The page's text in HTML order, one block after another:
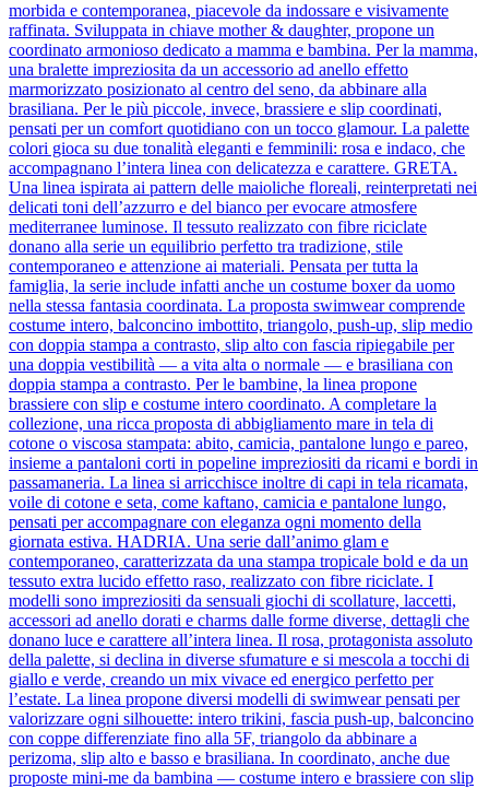
morbida e contemporanea, piacevole da indossare e visivamente
raffinata. Sviluppata in chiave mother & daughter, propone un
coordinato armonioso dedicato a mamma e bambina. Per la mamma,
una bralette impreziosita da un accessorio ad anello effetto
marmorizzato posizionato al centro del seno, da abbinare alla
brasiliana. Per le più piccole, invece, brassiere e slip coordinati,
pensati per un comfort quotidiano con un tocco glamour. La palette
colori gioca su due tonalità eleganti e femminili: rosa e indaco, che
accompagnano l’intera linea con delicatezza e carattere. GRETA.
Una linea ispirata ai pattern delle maioliche floreali, reinterpretati nei
delicati toni dell’azzurro e del bianco per evocare atmosfere
mediterranee luminose. Il tessuto realizzato con fibre riciclate
donano alla serie un equilibrio perfetto tra tradizione, stile
contemporaneo e attenzione ai materiali. Pensata per tutta la
famiglia, la serie include infatti anche un costume boxer da uomo
nella stessa fantasia coordinata. La proposta swimwear comprende
costume intero, balconcino imbottito, triangolo, push-up, slip medio
con doppia stampa a contrasto, slip alto con fascia ripiegabile per
una doppia vestibilità — a vita alta o normale — e brasiliana con
doppia stampa a contrasto. Per le bambine, la linea propone
brassiere con slip e costume intero coordinato. A completare la
collezione, una ricca proposta di abbigliamento mare in tela di
cotone o viscosa stampata: abito, camicia, pantalone lungo e pareo,
insieme a pantaloni corti in popeline impreziositi da ricami e bordi in
passamaneria. La linea si arricchisce inoltre di capi in tela ricamata,
voile di cotone e seta, come kaftano, camicia e pantalone lungo,
pensati per accompagnare con eleganza ogni momento della
giornata estiva. HADRIA. Una serie dall’animo glam e
contemporaneo, caratterizzata da una stampa tropicale bold e da un
tessuto extra lucido effetto raso, realizzato con fibre riciclate. I
modelli sono impreziositi da sensuali giochi di scollature, laccetti,
accessori ad anello dorati e charms dalle forme diverse, dettagli che
donano luce e carattere all’intera linea. Il rosa, protagonista assoluto
della palette, si declina in diverse sfumature e si mescola a tocchi di
giallo e verde, creando un mix vivace ed energico perfetto per
l’estate. La linea propone diversi modelli di swimwear pensati per
valorizzare ogni silhouette: intero trikini, fascia push-up, balconcino
con coppe differenziate fino alla 5F, triangolo da abbinare a
perizoma, slip alto e basso e brasiliana. In coordinato, anche due
proposte mini-me da bambina — costume intero e brassiere con slip